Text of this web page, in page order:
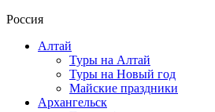
Россия
Алтай
Туры на Алтай
Туры на Новый год
Майские праздники
Архангельск